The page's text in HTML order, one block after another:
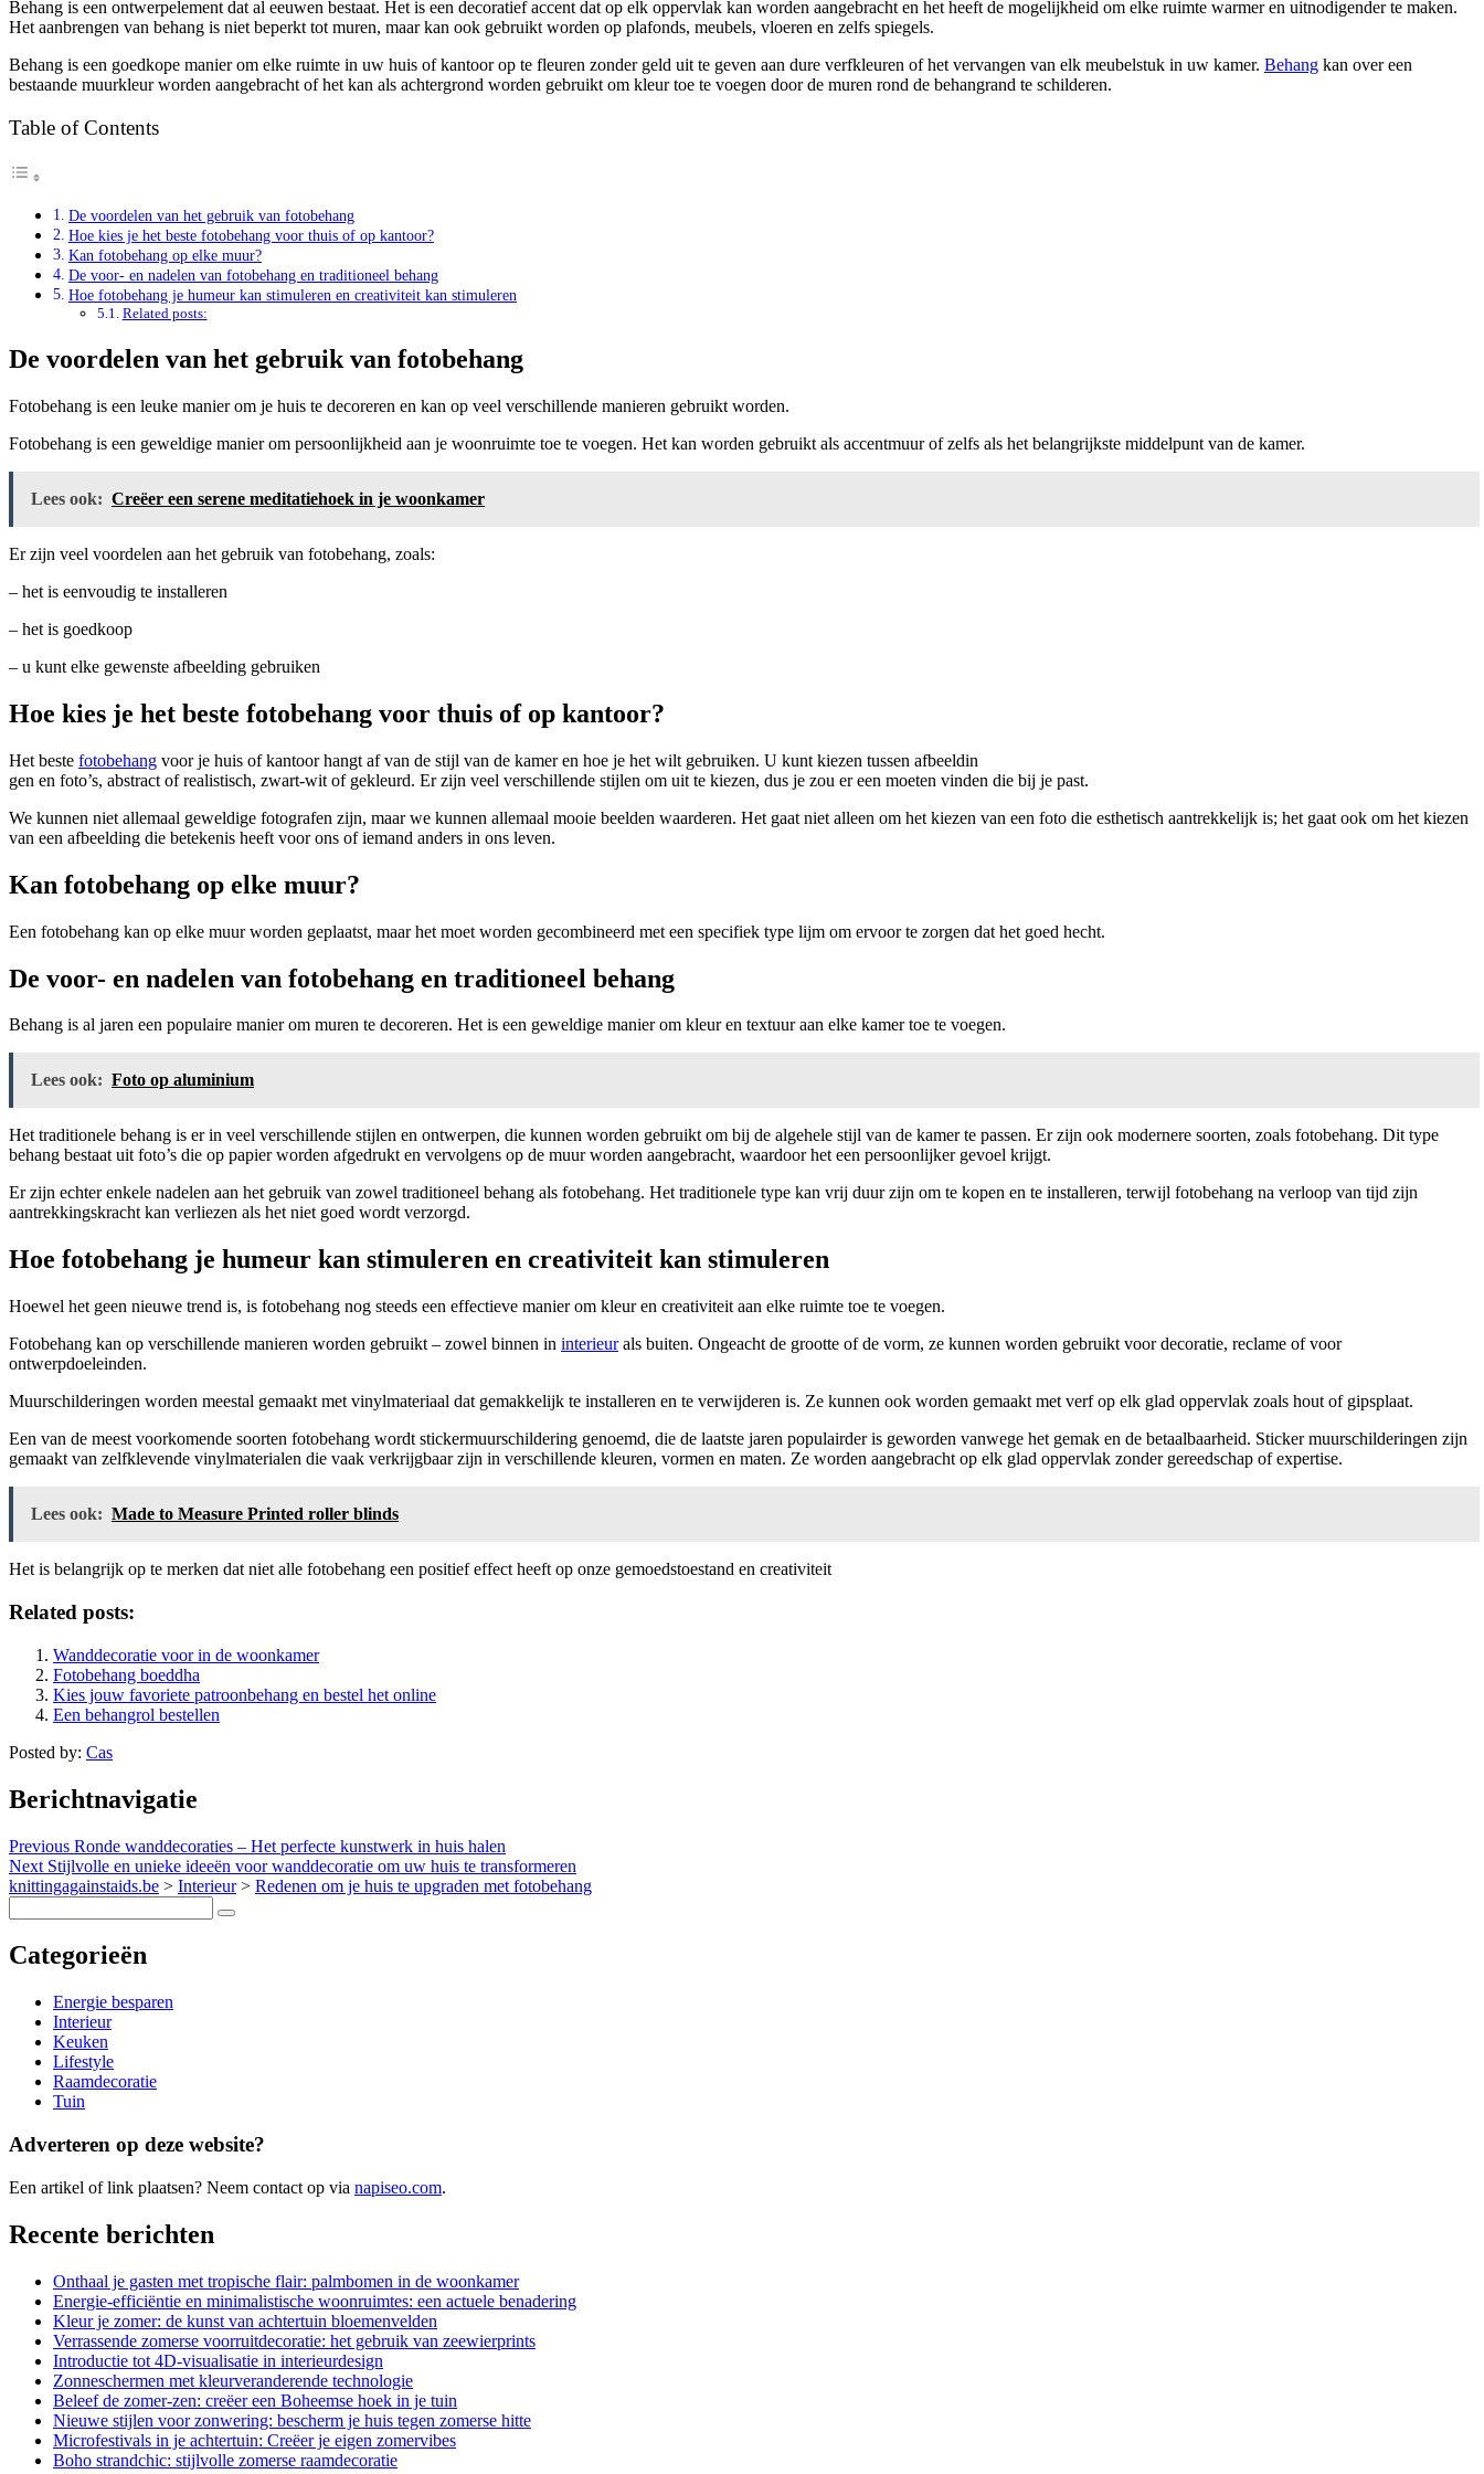
Behang is een ontwerpelement dat al eeuwen bestaat. Het is een decoratief accent dat op elk oppervlak kan worden aangebracht en het heeft de mogelijkheid om elke ruimte warmer en uitnodigender te maken.
Het aanbrengen van behang is niet beperkt tot muren, maar kan ook gebruikt worden op plafonds, meubels, vloeren en zelfs spiegels.
Behang is een goedkope manier om elke ruimte in uw huis of kantoor op te fleuren zonder geld uit te geven aan dure verfkleuren of het vervangen van elk meubelstuk in uw kamer. Behang kan over een
bestaande muurkleur worden aangebracht of het kan als achtergrond worden gebruikt om kleur toe te voegen door de muren rond de behangrand te schilderen.
Table of Contents
De voordelen van het gebruik van fotobehang
Hoe kies je het beste fotobehang voor thuis of op kantoor?
Kan fotobehang op elke muur?
De voor- en nadelen van fotobehang en traditioneel behang
Hoe fotobehang je humeur kan stimuleren en creativiteit kan stimuleren
Related posts:
De voordelen van het gebruik van fotobehang
Fotobehang is een leuke manier om je huis te decoreren en kan op veel verschillende manieren gebruikt worden.
Fotobehang is een geweldige manier om persoonlijkheid aan je woonruimte toe te voegen. Het kan worden gebruikt als accentmuur of zelfs als het belangrijkste middelpunt van de kamer.
Lees ook: Creëer een serene meditatiehoek in je woonkamer
Er zijn veel voordelen aan het gebruik van fotobehang, zoals:
– het is eenvoudig te installeren
– het is goedkoop
– u kunt elke gewenste afbeelding gebruiken
Hoe kies je het beste fotobehang voor thuis of op kantoor?
Het beste fotobehang voor je huis of kantoor hangt af van de stijl van de kamer en hoe je het wilt gebruiken. U kunt kiezen tussen afbeeldin
gen en foto’s, abstract of realistisch, zwart-wit of gekleurd. Er zijn veel verschillende stijlen om uit te kiezen, dus je zou er een moeten vinden die bij je past.
We kunnen niet allemaal geweldige fotografen zijn, maar we kunnen allemaal mooie beelden waarderen. Het gaat niet alleen om het kiezen van een foto die esthetisch aantrekkelijk is; het gaat ook om het kiezen
van een afbeelding die betekenis heeft voor ons of iemand anders in ons leven.
Kan fotobehang op elke muur?
Een fotobehang kan op elke muur worden geplaatst, maar het moet worden gecombineerd met een specifiek type lijm om ervoor te zorgen dat het goed hecht.
De voor- en nadelen van fotobehang en traditioneel behang
Behang is al jaren een populaire manier om muren te decoreren. Het is een geweldige manier om kleur en textuur aan elke kamer toe te voegen.
Lees ook: Foto op aluminium
Het traditionele behang is er in veel verschillende stijlen en ontwerpen, die kunnen worden gebruikt om bij de algehele stijl van de kamer te passen. Er zijn ook modernere soorten, zoals fotobehang. Dit type
behang bestaat uit foto’s die op papier worden afgedrukt en vervolgens op de muur worden aangebracht, waardoor het een persoonlijker gevoel krijgt.
Er zijn echter enkele nadelen aan het gebruik van zowel traditioneel behang als fotobehang. Het traditionele type kan vrij duur zijn om te kopen en te installeren, terwijl fotobehang na verloop van tijd zijn
aantrekkingskracht kan verliezen als het niet goed wordt verzorgd.
Hoe fotobehang je humeur kan stimuleren en creativiteit kan stimuleren
Hoewel het geen nieuwe trend is, is fotobehang nog steeds een effectieve manier om kleur en creativiteit aan elke ruimte toe te voegen.
Fotobehang kan op verschillende manieren worden gebruikt – zowel binnen in interieurals buiten. Ongeacht de grootte of de vorm, ze kunnen worden gebruikt voor decoratie, reclame of voor
ontwerpdoeleinden.
Muurschilderingen worden meestal gemaakt met vinylmateriaal dat gemakkelijk te installeren en te verwijderen is. Ze kunnen ook worden gemaakt met verf op elk glad oppervlak zoals hout of gipsplaat.
Een van de meest voorkomende soorten fotobehang wordt stickermuurschildering genoemd, die de laatste jaren populairder is geworden vanwege het gemak en de betaalbaarheid. Sticker muurschilderingen zijn
gemaakt van zelfklevende vinylmaterialen die vaak verkrijgbaar zijn in verschillende kleuren, vormen en maten. Ze worden aangebracht op elk glad oppervlak zonder gereedschap of expertise.
Lees ook: Made to Measure Printed roller blinds
Het is belangrijk op te merken dat niet alle fotobehang een positief effect heeft op onze gemoedstoestand en creativiteit
Related posts:
Wanddecoratie voor in de woonkamer
Fotobehang boeddha
Kies jouw favoriete patroonbehang en bestel het online
Een behangrol bestellen
Posted by: Cas
Berichtnavigatie
Previous Ronde wanddecoraties – Het perfecte kunstwerk in huis halen
Next Stijlvolle en unieke ideeën voor wanddecoratie om uw huis te transformeren
knittingagainstaids.be > Interieur> Redenen om je huis te upgraden met fotobehang
Categorieën
Energie besparen
Interieur
Keuken
Lifestyle
Raamdecoratie
Tuin
Adverteren op deze website?
Een artikel of link plaatsen? Neem contact op via napiseo.com.
Recente berichten
Onthaal je gasten met tropische flair: palmbomen in de woonkamer
Energie-efficiëntie en minimalistische woonruimtes: een actuele benadering
Kleur je zomer: de kunst van achtertuin bloemenvelden
Verrassende zomerse voorruitdecoratie: het gebruik van zeewierprints
Introductie tot 4D-visualisatie in interieurdesign
Zonneschermen met kleurveranderende technologie
Beleef de zomer-zen: creëer een Boheemse hoek in je tuin
Nieuwe stijlen voor zonwering: bescherm je huis tegen zomerse hitte
Microfestivals in je achtertuin: Creëer je eigen zomervibes
Boho strandchic: stijlvolle zomerse raamdecoratie